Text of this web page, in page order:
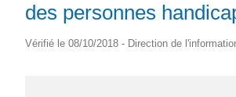
des personnes
Vérifié le 08/10/2018 - Direction de